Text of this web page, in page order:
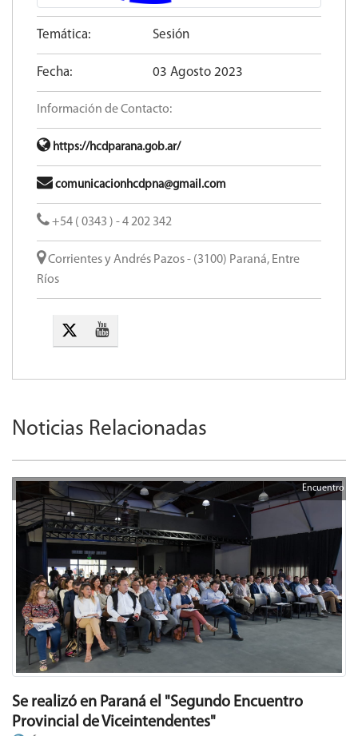
Temática: Sesión
Fecha: 03 Agosto 2023
Información de Contacto:
https://hcdparana.gob.ar/
comunicacionhcdpna@gmail.com
+54 ( 0343 ) - 4 202 342
Corrientes y Andrés Pazos - (3100) Paraná, Entre
Ríos
Noticias Relacionadas
Encuentro
Se realizó en Paraná el "Segundo Encuentro
Provincial de Viceintendentes"